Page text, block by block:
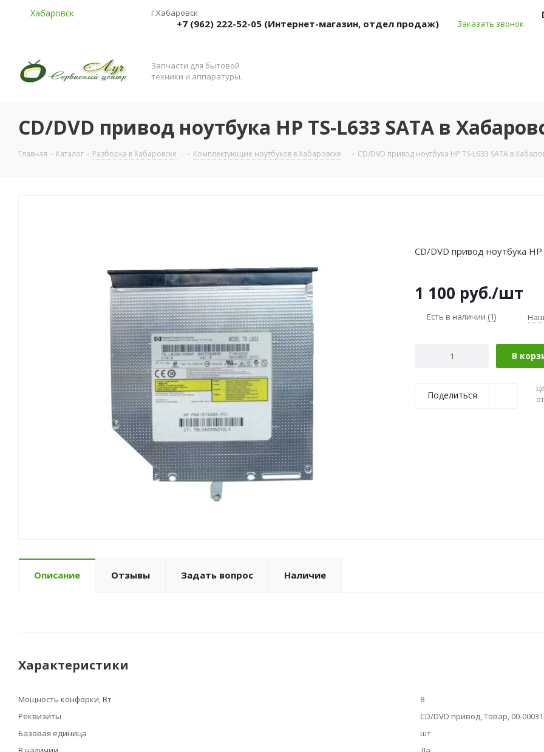
Хабаровск г.Хабаровск
+7 (962) 222-52-05 (Интернет-магазин, отдел продаж) Заказать звонок
Запчасти для бытовой
техники и аппаратуры.
СD/DVD привод ноутбука HP TS-L633 SATA в
Главная - Каталог - Разборка в Хабаровске - Комплектующие ноутбуков в Хабаровске - СD/DVD привод ноутбука HP TS-L633 SATA в
СD/DVD привод ноутбука HP
1 100 руб./шт
Есть в наличии (1)
В
Поделиться
Описание Отзывы Задать вопрос Наличие
Характеристики
Мощность конфорки, Вт
8
Реквизиты
CD/DVD привод, Товар, 00-
Базовая единица
шт